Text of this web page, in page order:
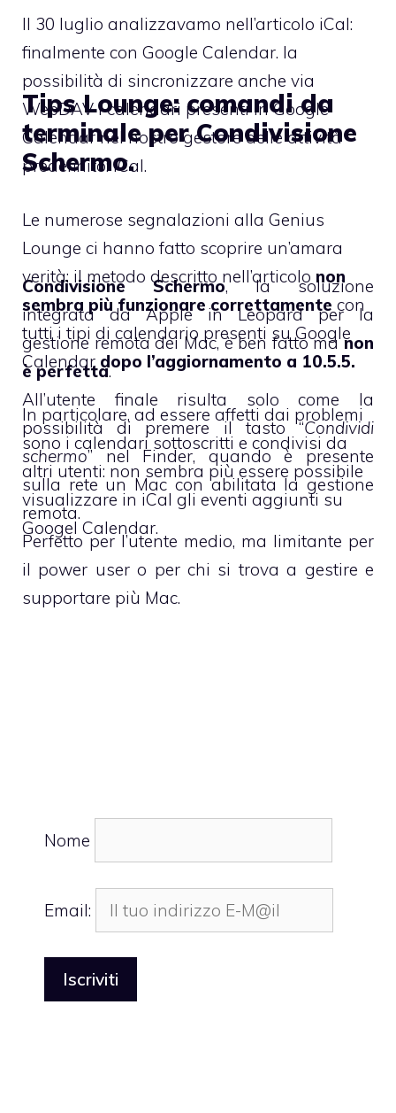
Il 30 luglio analizzavamo nell’articolo iCal:
finalmente con Google Calendar. la
possibilità di sincronizzare anche via
WebDAV i calendari presenti in Google
Calendar nel nostro gestore delle attività
predefinito: iCal.
Le numerose segnalazioni alla Genius
Lounge ci hanno fatto scoprire un’amara
verità: il metodo descritto nell’articolo non
sembra più funzionare correttamente con
tutti i tipi di calendario presenti su Google
Calendar dopo l’aggiornamento a 10.5.5.
In particolare, ad essere affetti dai problemi
sono i calendari sottoscritti e condivisi da
altri utenti: non sembra più essere possibile
visualizzare in iCal gli eventi aggiunti su
Googel Calendar.
Tips Lounge: comandi da
terminale per Condivisione
Schermo.
Condivisione Schermo, la soluzione
integrata da Apple in Leopard per la
gestione remota dei Mac, è ben fatto manon
è perfetta.
All’utente finale risulta solo come la
possibilità di premere il tasto “Condividi
schermo” nel Finder, quando è presente
sulla rete un Mac con abilitata la gestione
remota.
Perfetto per l’utente medio, ma limitante per
il power user o per chi si trova a gestire e
supportare più Mac.
Nome
Email: